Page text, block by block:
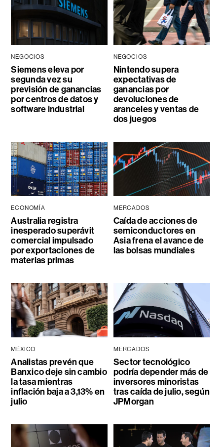
NEGOCIOS
Siemens eleva por
segunda vez su
previsión de ganancias
por centros de datos y
software industrial
NEGOCIOS
Nintendo supera
expectativas de
ganancias por
devoluciones de
aranceles y ventas de
dos juegos
ECONOMÍA
Australia registra
inesperado superávit
comercial impulsado
por exportaciones de
materias primas
MERCADOS
Caída de acciones de
semiconductores en
Asia frena el avance de
las bolsas mundiales
MÉXICO
Analistas prevén que
Banxico deje sin cambio
la tasa mientras
inflación baja a 3,13% en
julio
MERCADOS
Sector tecnológico
podría depender más de
inversores minoristas
tras caída de julio, según
JPMorgan